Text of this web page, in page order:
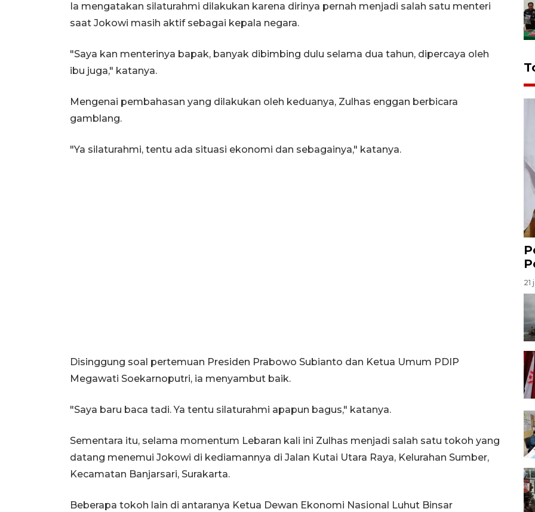
Ia mengatakan silaturahmi dilakukan karena dirinya pernah menjadi salah satu menteri
saat Jokowi masih aktif sebagai kepala negara.
"Saya kan menterinya bapak, banyak dibimbing dulu selama dua tahun, dipercaya oleh
ibu juga," katanya.
Mengenai pembahasan yang dilakukan oleh keduanya, Zulhas enggan berbicara
gamblang.
"Ya silaturahmi, tentu ada situasi ekonomi dan sebagainya," katanya.
Disinggung soal pertemuan Presiden Prabowo Subianto dan Ketua Umum PDIP
Megawati Soekarnoputri, ia menyambut baik.
"Saya baru baca tadi. Ya tentu silaturahmi apapun bagus," katanya.
Sementara itu, selama momentum Lebaran kali ini Zulhas menjadi salah satu tokoh yang
datang menemui Jokowi di kediamannya di Jalan Kutai Utara Raya, Kelurahan Sumber,
Kecamatan Banjarsari, Surakarta.
Beberapa tokoh lain di antaranya Ketua Dewan Ekonomi Nasional Luhut Binsar
21